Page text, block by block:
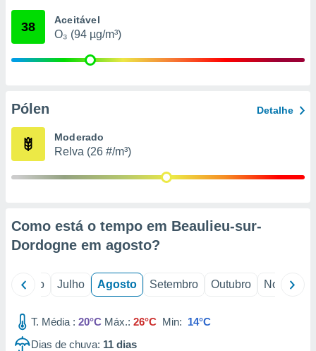
através
estudos
1199
38 Aceitável
O₃ (94 µg/m³)
Pólen Detalhe
Moderado
Relva (26 #/m³)
Como está o tempo em Beaulieu-sur-
Dordogne em agosto?
Junho Julho Agosto Setembro Outubro Novembro
T. Média : 20°C Máx.: 26°C Min: 14°C
Dias de chuva: 11 dias